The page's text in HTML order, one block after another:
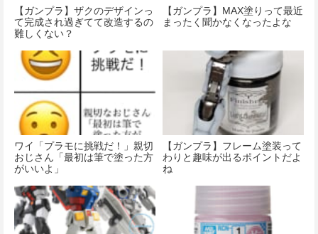
【ガンプラ】ザクのデザインっ
て完成され過ぎてて改造するの
難しくない？
【ガンプラ】MAX塗りって最近
まったく聞かなくなったよな
ワイ「プラモに挑戦だ！」親切
おじさん「最初は筆で塗った方
がいいよ」
【ガンプラ】フレーム塗装って
わりと趣味が出るポイントだよ
ね